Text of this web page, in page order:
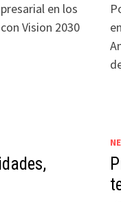
en los
Vision 2030